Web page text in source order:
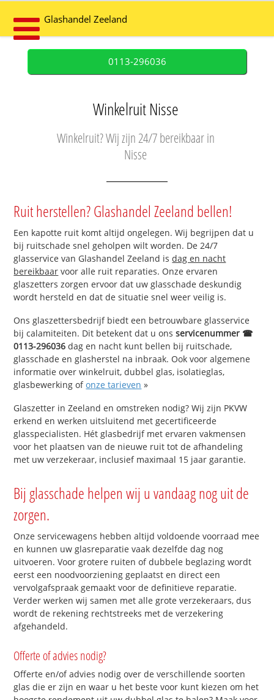
Glashandel Zeeland
0113-296036
Winkelruit Nisse
Winkelruit? Wij zijn 24/7 bereikbaar in
Nisse
Ruit herstellen? Glashandel Zeeland bellen!
Een kapotte ruit komt altijd ongelegen. Wij begrijpen dat u
bij ruitschade snel geholpen wilt worden. De 24/7
glasservice van Glashandel Zeeland isdag en nacht
bereikbaar voor alle ruit reparaties. Onze ervaren
glaszetters zorgen ervoor dat uw glasschade deskundig
wordt hersteld en dat de situatie snel weer veilig is.
Ons glaszettersbedrijf biedt een betrouwbare glasservice
bij calamiteiten. Dit betekent dat u onsservicenummer ☎
0113-296036 dag en nacht kunt bellen bij ruitschade,
glasschade en glasherstel na inbraak. Ook voor algemene
informatie over winkelruit, dubbel glas, isolatieglas,
glasbewerking ofonze tarieven »
Glaszetter in Zeeland en omstreken nodig? Wij zijn PKVW
erkend en werken uitsluitend met gecertificeerde
glasspecialisten. Hét glasbedrijf met ervaren vakmensen
voor het plaatsen van de nieuwe ruit tot de afhandeling
met uw verzekeraar, inclusief maximaal 15 jaar garantie.
Bij glasschade helpen wij u vandaag nog uit de
zorgen.
Onze servicewagens hebben altijd voldoende voorraad mee
en kunnen uw glasreparatie vaak dezelfde dag nog
uitvoeren. Voor grotere ruiten of dubbele beglazing wordt
eerst een noodvoorziening geplaatst en direct een
vervolgafspraak gemaakt voor de definitieve reparatie.
Verder werken wij samen met alle grote verzekeraars, dus
wordt de rekening rechtstreeks met de verzekering
afgehandeld.
Offerte of advies nodig?
Offerte en/of advies nodig over de verschillende soorten
glas die er zijn en waar u het beste voor kunt kiezen om het